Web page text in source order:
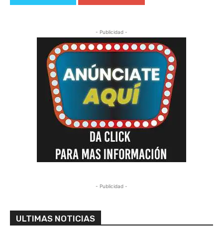
- Publicidad -
- Publicidad -
ULTIMAS NOTICIAS